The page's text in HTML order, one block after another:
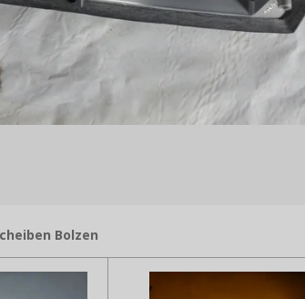
Bolzen